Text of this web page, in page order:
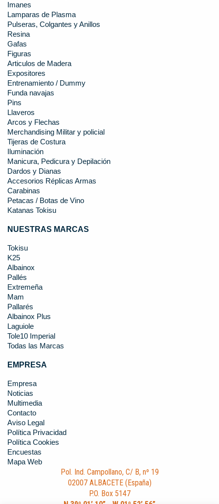
Imanes
Lamparas de Plasma
Pulseras, Colgantes y Anillos
Resina
Gafas
Figuras
Articulos de Madera
Expositores
Entrenamiento / Dummy
Funda navajas
Pins
Llaveros
Arcos y Flechas
Merchandising Militar y policial
Tijeras de Costura
Iluminación
Manicura, Pedicura y Depilación
Dardos y Dianas
Accesorios Réplicas Armas
Carabinas
Petacas / Botas de Vino
Katanas Tokisu
NUESTRAS MARCAS
Tokisu
K25
Albainox
Pallés
Extremeña
Mam
Pallarés
Albainox Plus
Laguiole
Tole10 Imperial
Todas las Marcas
EMPRESA
Empresa
Noticias
Multimedia
Contacto
Aviso Legal
Política Privacidad
Política Cookies
Encuestas
Mapa Web
Pol. Ind. Campollano, C/ B, nº 19
02007 ALBACETE (España)
P.O. Box 5147